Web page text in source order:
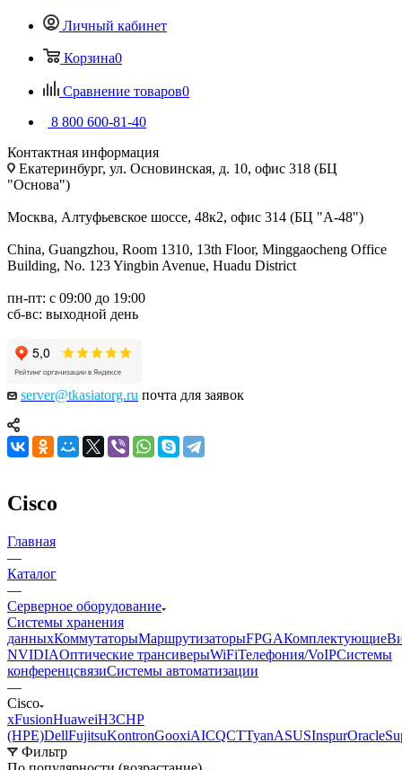
Личный кабинет
Корзина0
Сравнение товаров0
8 800 600-81-40
Контактная информация
Екатеринбург, ул. Основинская, д. 10, офис 318 (БЦ
"Основа")
Москва, Алтуфьевское шоссе, 48к2, офис 314 (БЦ "А-48")
China, Guangzhou, Room 1310, 13th Floor, Minggaocheng Office
Building, No. 123 Yingbin Avenue, Huadu District
пн-пт: с 09:00 до 19:00
сб-вс: выходной день
server@tkasiatorg.ru почта для заявок
Cisco
Главная
—
Каталог
—
Серверное оборудование
Системы хранения
данныхКоммутаторыМаршрутизаторыFPGAКомплектующие
NVIDIAОптические трансиверыWiFiТелефония/VoIPСистемы
конференцсвязиСистемы автоматизации
—
Cisco
xFusionHuaweiH3CHP
(HPE)DellFujitsuKontronGooxiAICQCTTyanASUSInspurOracle
Фильтр